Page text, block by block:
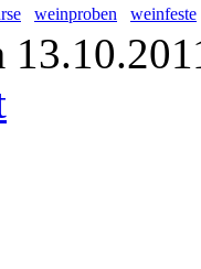
weinproben weinfeste